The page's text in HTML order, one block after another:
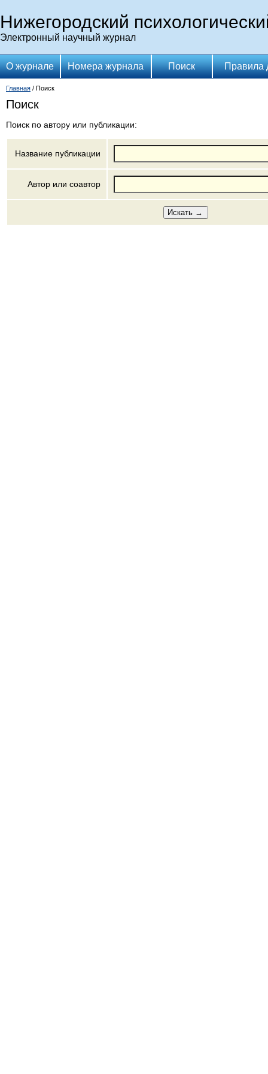
Нижегородский
Электронный научный журнал
О журнале Номера журнала Поиск Правила
Главная / Поиск
Поиск
Поиск по автору или публикации:
Название публикации
Автор или соавтор